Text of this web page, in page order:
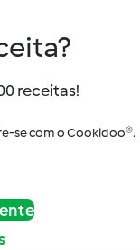
receitas!
se com o Cookidoo®.